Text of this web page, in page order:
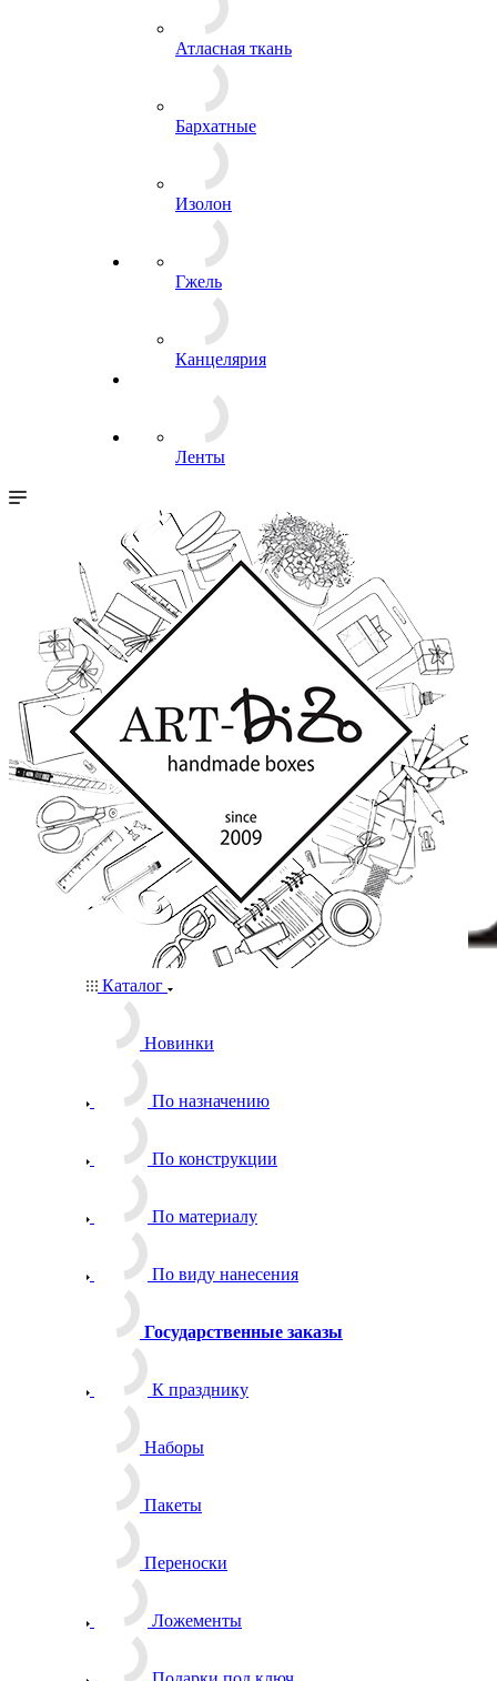
Атласная ткань
Бархатные
Изолон
Гжель
Канцелярия
Ленты
Каталог
Новинки
По назначению
По конструкции
По материалу
По виду нанесения
Государственные заказы
К празднику
Наборы
Пакеты
Переноски
Ложементы